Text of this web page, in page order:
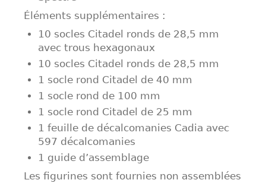
Éléments supplémentaires :
10 socles Citadel ronds de 28,5 mm
avec trous hexagonaux
10 socles Citadel ronds de 28,5 mm
1 socle rond Citadel de 40 mm
1 socle rond de 100 mm
1 socle rond Citadel de 25 mm
1 feuille de décalcomanies Cadia avec
597 décalcomanies
1 guide d’assemblage
Les figurines sont fournies non assemblées